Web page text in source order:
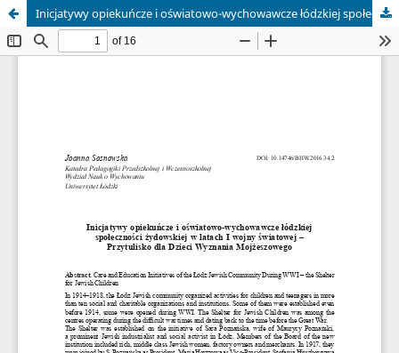
Inicjatywy opiekuńcze i oświatowo-wychowawcze łódzkiej społeczności żydowskiej w latach I wojny światowej – Przytulisko dla Dzieci Wyznania Mojżeszowego